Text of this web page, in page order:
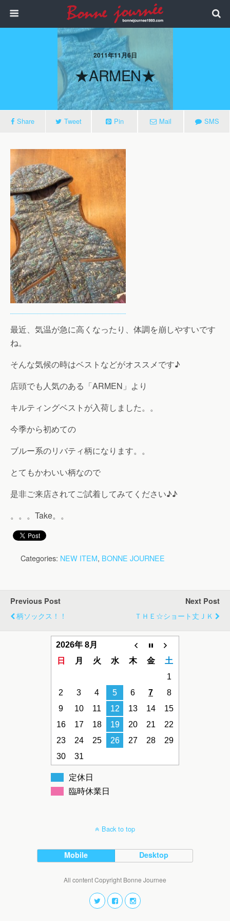
2011年11月6日
★ARMEN★
Share Tweet Pin Mail SMS
最近、気温が急に高くなったり、体調を崩しやすいです
ね。
そんな気候の時はベストなどがオススメです♪
店頭でも人気のある「ARMEN」より
キルティングベストが入荷しました。。
今季から初めての
ブルー系のリバティ柄になります。。
とてもかわいい柄なので
是非ご来店されてご試着してみてください♪♪
。。。Take。。
Categories: NEW ITEM, BONNE JOURNEE
Previous Post
柄ソックス！！
Next Post
ＴＨＥ☆ショート丈ＪＫ
2026年 8月
日
月 火 水 木 金
土
1
2
3 4 5 6 7
8
9
10 11 12 13 14
15
16
17 18 19 20 21
22
23
24 25 26 27 28
29
30
31
定休日
臨時休業日
Back to top
Mobile Desktop
All content Copyright Bonne Journee